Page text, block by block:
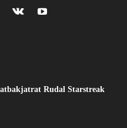
Rudal Starstreak